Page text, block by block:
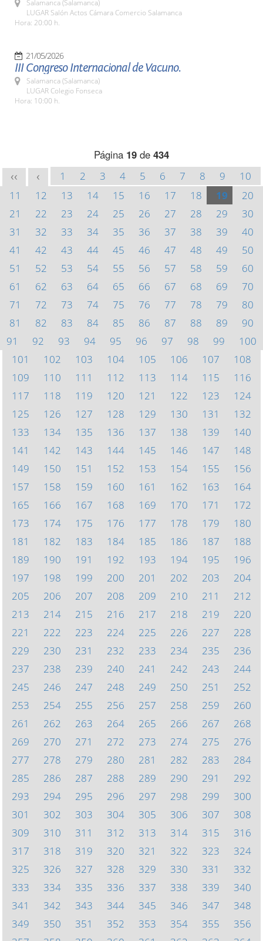
Salamanca (Salamanca)
LUGAR Salón Actos Cámara Comercio Salamanca
Hora: 20:00 h.
21/05/2026
III Congreso Internacional de Vacuno.
Salamanca (Salamanca)
LUGAR Colegio Fonseca
Hora: 10:00 h.
Página 19 de 434
<< < 1 2 3 4 5 6 7 8 9
10
11
12 13 14 15 16 17 18 19
20
21
22 23 24 25 26 27 28 29
30
31
32 33 34 35 36 37 38 39
40
41
42 43 44 45 46 47 48 49
50
51
52 53 54 55 56 57 58 59
60
61
62 63 64 65 66 67 68 69
70
71
72 73 74 75 76 77 78 79
80
81
82 83 84 85 86 87 88 89
90
91
92 93 94 95 96 97 98 99
100
101
102 103 104 105 106 107
108
109
110 111 112 113 114 115
116
117
118 119 120 121 122 123
124
125
126 127 128 129 130 131
132
133
134 135 136 137 138 139
140
141
142 143 144 145 146 147
148
149
150 151 152 153 154 155
156
157
158 159 160 161 162 163
164
165
166 167 168 169 170 171
172
173
174 175 176 177 178 179
180
181
182 183 184 185 186 187
188
189
190 191 192 193 194 195
196
197
198 199 200 201 202 203
204
205
206 207 208 209 210 211
212
213
214 215 216 217 218 219
220
221
222 223 224 225 226 227
228
229
230 231 232 233 234 235
236
237
238 239 240 241 242 243
244
245
246 247 248 249 250 251
252
253
254 255 256 257 258 259
260
261
262 263 264 265 266 267
268
269
270 271 272 273 274 275
276
277
278 279 280 281 282 283
284
285
286 287 288 289 290 291
292
293
294 295 296 297 298 299
300
301
302 303 304 305 306 307
308
309
310 311 312 313 314 315
316
317
318 319 320 321 322 323
324
325
326 327 328 329 330 331
332
333
334 335 336 337 338 339
340
341
342 343 344 345 346 347
348
349
350 351 352 353 354 355
356